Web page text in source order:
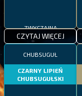
CZYTAJ WIĘCEJ
CHUBSUGUŁ
CZARNY LIPIEŃ
CHUBSUGUŁSKI